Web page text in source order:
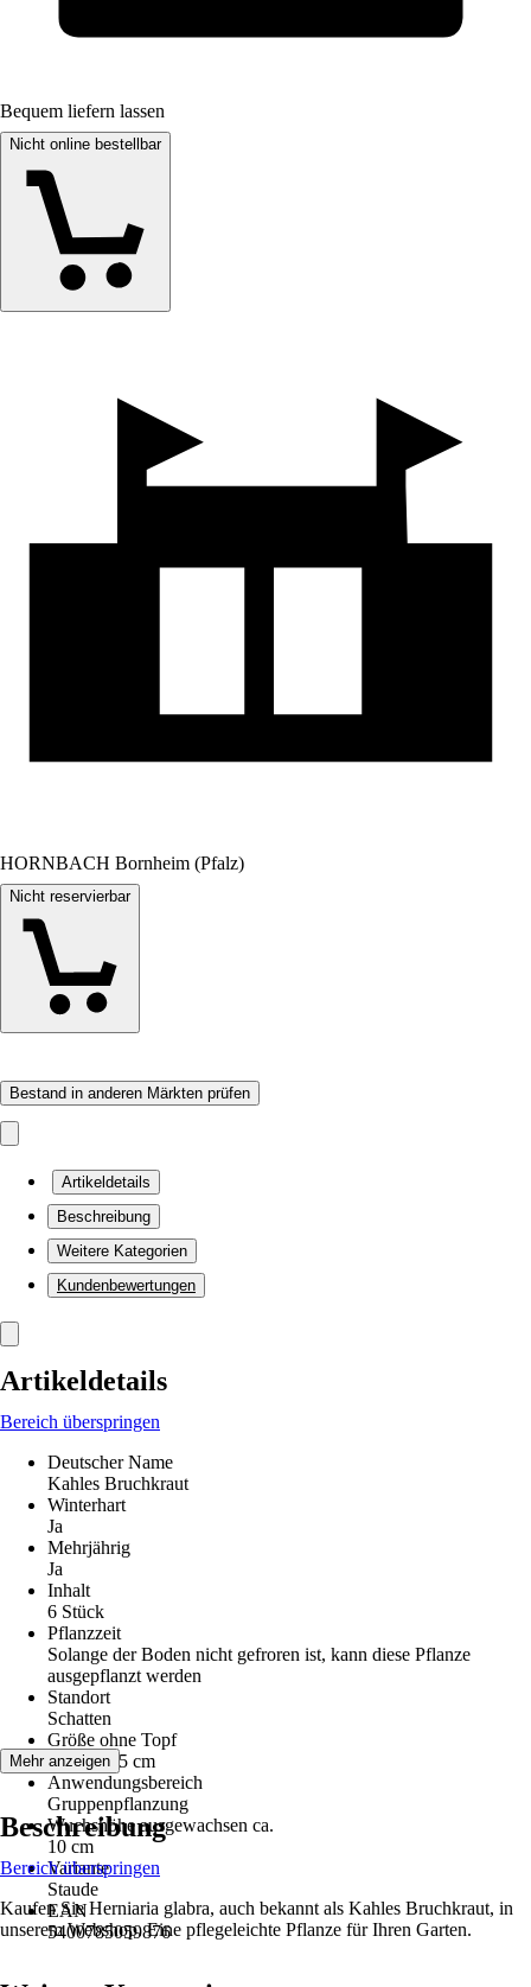
Bequem liefern lassen
Nicht online bestellbar
HORNBACH Bornheim (Pfalz)
Nicht reservierbar
Bestand in anderen Märkten prüfen
Artikeldetails
Beschreibung
Weitere Kategorien
Kundenbewertungen
Artikeldetails
Bereich überspringen
Deutscher Name
Kahles Bruchkraut
Winterhart
Ja
Mehrjährig
Ja
Inhalt
6 Stück
Pflanzzeit
Solange der Boden nicht gefroren ist, kann diese Pflanze
ausgepflanzt werden
Standort
Schatten
Größe ohne Topf
10 cm - 15 cm
Anwendungsbereich
Gruppenpflanzung
Wuchshöhe ausgewachsen ca.
10 cm
Variante
Staude
EAN
5400785059876
Mehr anzeigen
Beschreibung
Bereich überspringen
Kaufen Sie Herniaria glabra, auch bekannt als Kahles Bruchkraut, in
unserem Webshop. Eine pflegeleichte Pflanze für Ihren Garten.